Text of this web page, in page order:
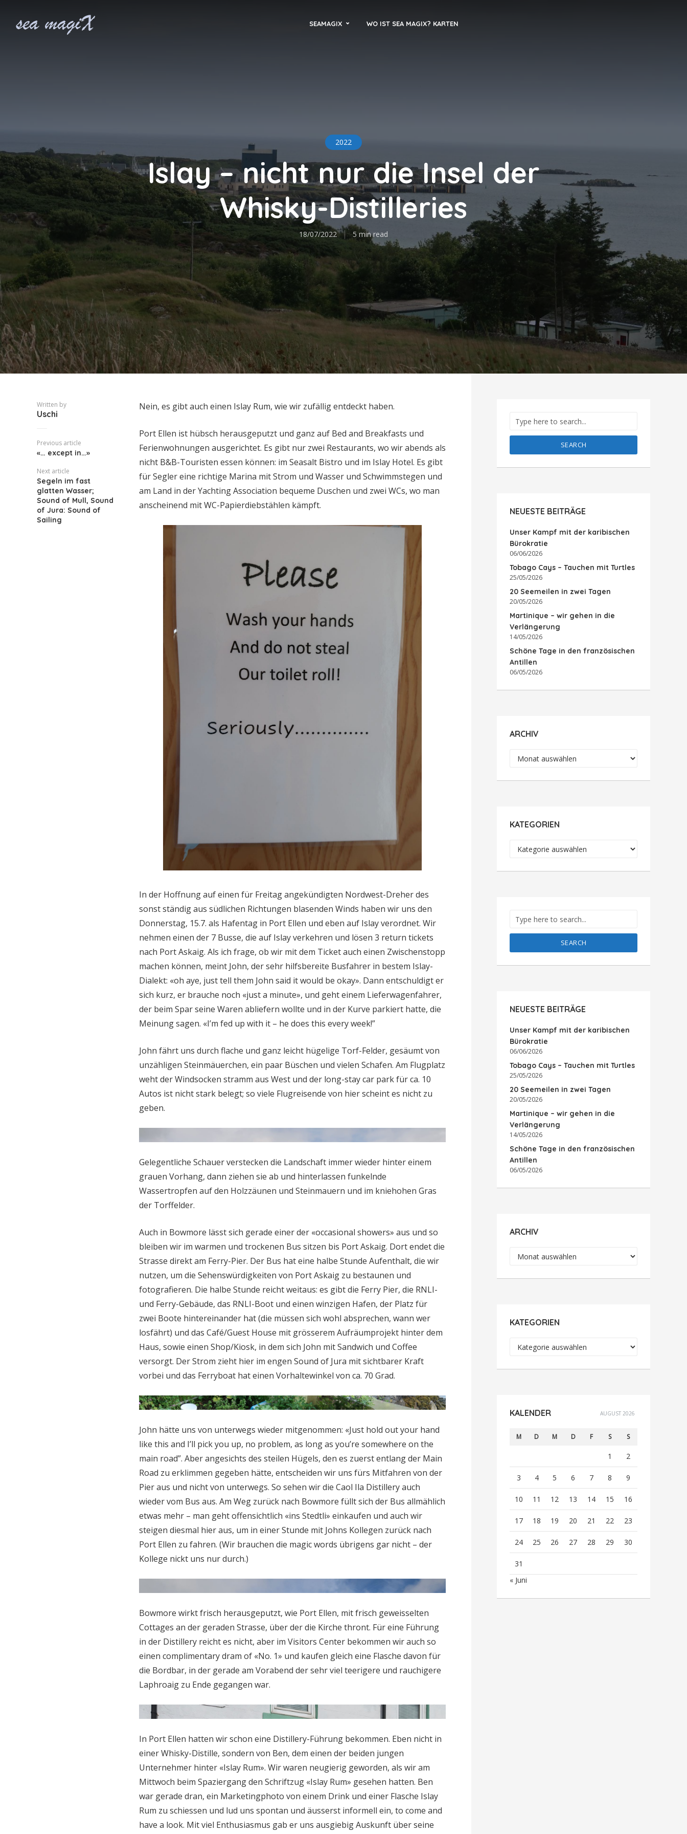
SEAMAGIX WO IST SEA MAGIX? KARTEN
2022
Islay – nicht nur die Insel der
Whisky-Distilleries
18/07/2022 5 min read
Written by
Uschi
Previous article
«… except in…»
Next article
Segeln im fast
glatten Wasser;
Sound of Mull, Sound
of Jura: Sound of
Sailing
Nein, es gibt auch einen Islay Rum, wie wir zufällig entdeckt haben.
Port Ellen ist hübsch herausgeputzt und ganz auf Bed and Breakfasts und
Ferienwohnungen ausgerichtet. Es gibt nur zwei Restaurants, wo wir abends als
nicht B&B-Touristen essen können: im Seasalt Bistro und im Islay Hotel. Es gibt
für Segler eine richtige Marina mit Strom und Wasser und Schwimmstegen und
am Land in der Yachting Association bequeme Duschen und zwei WCs, wo man
anscheinend mit WC-Papierdiebstählen kämpft.
In der Hoffnung auf einen für Freitag angekündigten Nordwest-Dreher des
sonst ständig aus südlichen Richtungen blasenden Winds haben wir uns den
Donnerstag, 15.7. als Hafentag in Port Ellen und eben auf Islay verordnet. Wir
nehmen einen der 7 Busse, die auf Islay verkehren und lösen 3 return tickets
nach Port Askaig. Als ich frage, ob wir mit dem Ticket auch einen Zwischenstopp
machen können, meint John, der sehr hilfsbereite Busfahrer in bestem Islay-
Dialekt: «oh aye, just tell them John said it would be okay». Dann entschuldigt er
sich kurz, er brauche noch «just a minute», und geht einem Lieferwagenfahrer,
der beim Spar seine Waren abliefern wollte und in der Kurve parkiert hatte, die
Meinung sagen. «I’m fed up with it – he does this every week!”
John fährt uns durch flache und ganz leicht hügelige Torf-Felder, gesäumt von
unzähligen Steinmäuerchen, ein paar Büschen und vielen Schafen. Am Flugplatz
weht der Windsocken stramm aus West und der long-stay car park für ca. 10
Autos ist nicht stark belegt; so viele Flugreisende von hier scheint es nicht zu
geben.
Gelegentliche Schauer verstecken die Landschaft immer wieder hinter einem
grauen Vorhang, dann ziehen sie ab und hinterlassen funkelnde
Wassertropfen auf den Holzzäunen und Steinmauern und im kniehohen Gras
der Torffelder.
Auch in Bowmore lässt sich gerade einer der «occasional showers» aus und so
bleiben wir im warmen und trockenen Bus sitzen bis Port Askaig. Dort endet die
Strasse direkt am Ferry-Pier. Der Bus hat eine halbe Stunde Aufenthalt, die wir
nutzen, um die Sehenswürdigkeiten von Port Askaig zu bestaunen und
fotografieren. Die halbe Stunde reicht weitaus: es gibt die Ferry Pier, die RNLI-
und Ferry-Gebäude, das RNLI-Boot und einen winzigen Hafen, der Platz für
zwei Boote hintereinander hat (die müssen sich wohl absprechen, wann wer
losfährt) und das Café/Guest House mit grösserem Aufräumprojekt hinter dem
Haus, sowie einen Shop/Kiosk, in dem sich John mit Sandwich und Coffee
versorgt. Der Strom zieht hier im engen Sound of Jura mit sichtbarer Kraft
vorbei und das Ferryboat hat einen Vorhaltewinkel von ca. 70 Grad.
John hätte uns von unterwegs wieder mitgenommen: «Just hold out your hand
like this and I’ll pick you up, no problem, as long as you’re somewhere on the
main road”. Aber angesichts des steilen Hügels, den es zuerst entlang der Main
Road zu erklimmen gegeben hätte, entscheiden wir uns fürs Mitfahren von der
Pier aus und nicht von unterwegs. So sehen wir die Caol Ila Distillery auch
wieder vom Bus aus. Am Weg zurück nach Bowmore füllt sich der Bus allmählich
etwas mehr – man geht offensichtlich «ins Stedtli» einkaufen und auch wir
steigen diesmal hier aus, um in einer Stunde mit Johns Kollegen zurück nach
Port Ellen zu fahren. (Wir brauchen die magic words übrigens gar nicht – der
Kollege nickt uns nur durch.)
Bowmore wirkt frisch herausgeputzt, wie Port Ellen, mit frisch geweisselten
Cottages an der geraden Strasse, über der die Kirche thront. Für eine Führung
in der Distillery reicht es nicht, aber im Visitors Center bekommen wir auch so
einen complimentary dram of «No. 1» und kaufen gleich eine Flasche davon für
die Bordbar, in der gerade am Vorabend der sehr viel teerigere und rauchigere
Laphroaig zu Ende gegangen war.
In Port Ellen hatten wir schon eine Distillery-Führung bekommen. Eben nicht in
einer Whisky-Distille, sondern von Ben, dem einen der beiden jungen
Unternehmer hinter «Islay Rum». Wir waren neugierig geworden, als wir am
Mittwoch beim Spaziergang den Schriftzug «Islay Rum» gesehen hatten. Ben
war gerade dran, ein Marketingphoto von einem Drink und einer Flasche Islay
Rum zu schiessen und lud uns spontan und äusserst informell ein, to come and
have a look. Mit viel Enthusiasmus gab er uns ausgiebig Auskunft über seine
SEARCH
NEUESTE BEITRÄGE
Unser Kampf mit der karibischen
Bürokratie
06/06/2026
Tobago Cays – Tauchen mit Turtles
25/05/2026
20 Seemeilen in zwei Tagen
20/05/2026
Martinique – wir gehen in die
Verlängerung
14/05/2026
Schöne Tage in den französischen
Antillen
06/05/2026
ARCHIV
Archiv
KATEGORIEN
SEARCH
NEUESTE BEITRÄGE
Unser Kampf mit der karibischen
Bürokratie
06/06/2026
Tobago Cays – Tauchen mit Turtles
25/05/2026
20 Seemeilen in zwei Tagen
20/05/2026
Martinique – wir gehen in die
Verlängerung
14/05/2026
Schöne Tage in den französischen
Antillen
06/05/2026
ARCHIV
Archiv
KATEGORIEN
KALENDER AUGUST 2026
M D M D F S S
1 2
3 4 5 6 7 8 9
10 11 12 13 14 15 16
17 18 19 20 21 22 23
24 25 26 27 28 29 30
31
« Juni